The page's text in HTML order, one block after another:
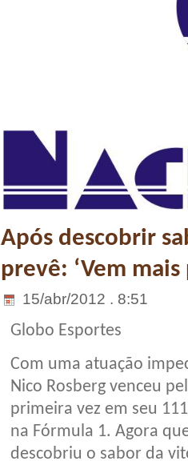
Após descobrir
prevê: ‘Vem mais
15/abr/2012 . 8:51
Globo Esportes
Com uma atuação
Nico Rosberg venceu
primeira vez em seu
na Fórmula 1. Agora
descobriu o sabor da